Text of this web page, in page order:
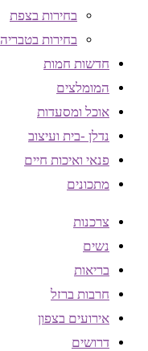
בחירות בצפת
בחירות בטבריה
חדשות חמות
המומלצים
אוכל ומסעדות
נדלן -בית ועיצוב
פנאי ואיכות חיים
מתכונים
צרכנות
נשים
בריאות
חרבות ברזל
אירועים בצפון
דרושים